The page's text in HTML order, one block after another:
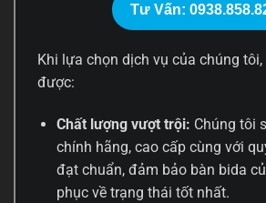
Tư Vấn:
Khi lựa chọn dịch vụ của chúng tôi,
được:
Chất lượng vượt trội: Chúng tôi
chính hãng, cao cấp cùng với
đạt chuẩn, đảm bảo bàn bida
phục về trạng thái tốt nhất.